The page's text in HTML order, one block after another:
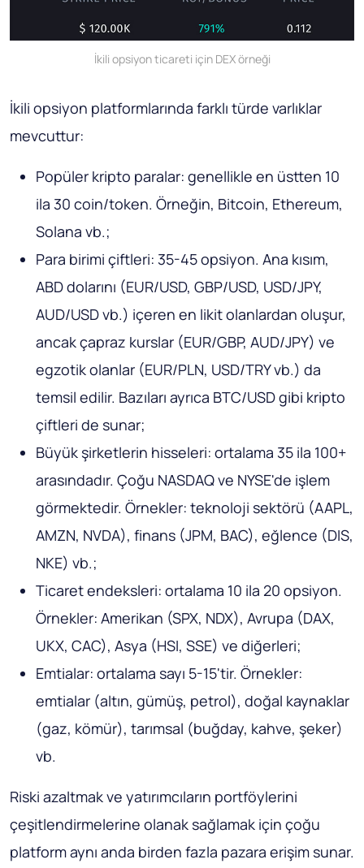
İkili opsiyon ticareti için DEX örneği
İkili opsiyon platformlarında farklı türde varlıklar
mevcuttur:
Popüler kripto paralar: genellikle en üstten 10
ila 30 coin/token. Örneğin, Bitcoin, Ethereum,
Solana vb.;
Para birimi çiftleri: 35-45 opsiyon. Ana kısım,
ABD dolarını (EUR/USD, GBP/USD, USD/JPY,
AUD/USD vb.) içeren en likit olanlardan oluşur,
ancak çapraz kurslar (EUR/GBP, AUD/JPY) ve
egzotik olanlar (EUR/PLN, USD/TRY vb.) da
temsil edilir. Bazıları ayrıca BTC/USD gibi kripto
çiftleri de sunar;
Büyük şirketlerin hisseleri: ortalama 35 ila 100+
arasındadır. Çoğu NASDAQ ve NYSE'de işlem
görmektedir. Örnekler: teknoloji sektörü (AAPL,
AMZN, NVDA), finans (JPM, BAC), eğlence (DIS,
NKE) vb.;
Ticaret endeksleri: ortalama 10 ila 20 opsiyon.
Örnekler: Amerikan (SPX, NDX), Avrupa (DAX,
UKX, CAC), Asya (HSI, SSE) ve diğerleri;
Emtialar: ortalama sayı 5-15'tir. Örnekler:
emtialar (altın, gümüş, petrol), doğal kaynaklar
(gaz, kömür), tarımsal (buğday, kahve, şeker)
vb.
Riski azaltmak ve yatırımcıların portföylerini
çeşitlendirmelerine olanak sağlamak için çoğu
platform aynı anda birden fazla pazara erişim sunar.